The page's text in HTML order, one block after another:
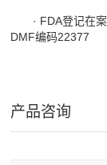
· FDA登记在案
DMF编码22377
产品咨询